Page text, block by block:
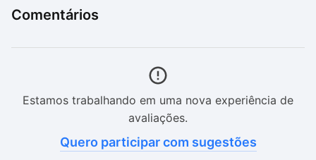
Comentários
Estamos trabalhando em uma nova experiência de
avaliações.
Quero participar com sugestões